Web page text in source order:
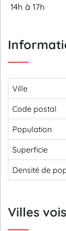
14h à 17h
Ville
Code postal
Population
Superficie
Densité de
Villes